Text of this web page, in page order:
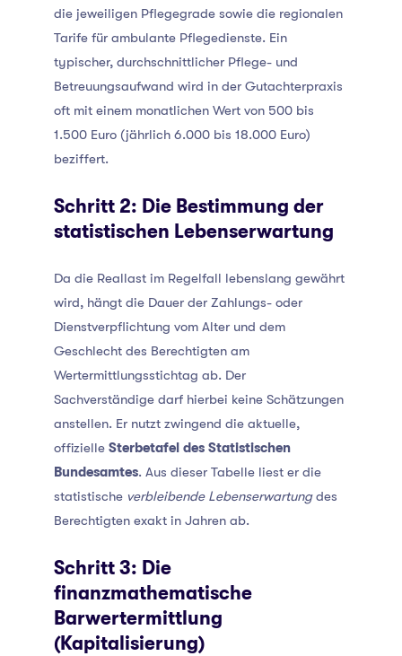
die jeweiligen Pflegegrade sowie die regionalen
Tarife für ambulante Pflegedienste. Ein
typischer, durchschnittlicher Pflege- und
Betreuungsaufwand wird in der Gutachterpraxis
oft mit einem monatlichen Wert von 500 bis
1.500 Euro (jährlich 6.000 bis 18.000 Euro)
beziffert.
Schritt 2: Die Bestimmung der
statistischen Lebenserwartung
Da die Reallast im Regelfall lebenslang gewährt
wird, hängt die Dauer der Zahlungs- oder
Dienstverpflichtung vom Alter und dem
Geschlecht des Berechtigten am
Wertermittlungsstichtag ab. Der
Sachverständige darf hierbei keine Schätzungen
anstellen. Er nutzt zwingend die aktuelle,
offizielle Sterbetafel des Statistischen
Bundesamtes. Aus dieser Tabelle liest er die
statistische verbleibende Lebenserwartungdes
Berechtigten exakt in Jahren ab.
Schritt 3: Die
finanzmathematische
Barwertermittlung
(Kapitalisierung)